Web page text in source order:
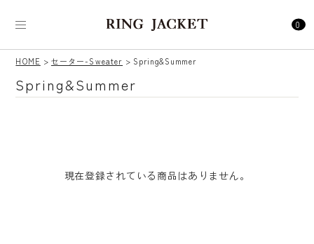
0
HOME セーター-Sweater Spring&Summer
Spring&Summer
現在登録されている商品はありません。